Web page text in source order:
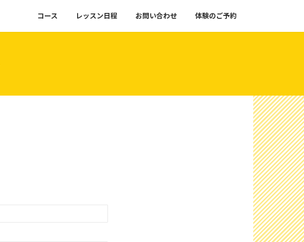
コース レッスン日程 お問い合わせ 体験のご予約